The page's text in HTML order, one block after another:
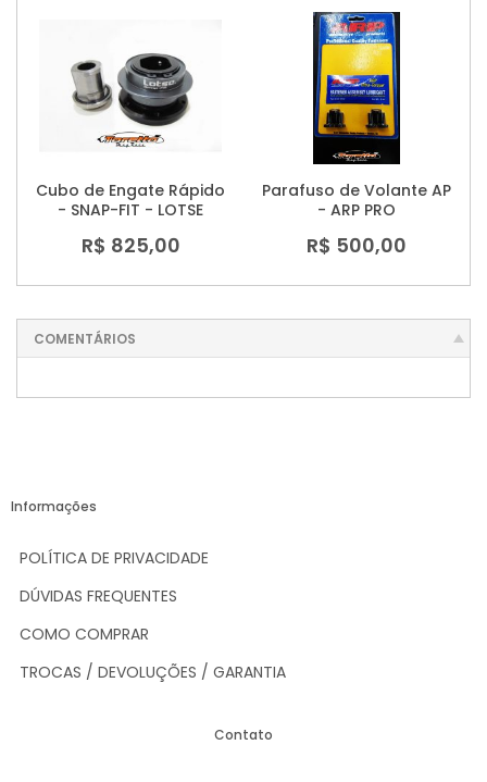
Cubo de Engate Rápido
- SNAP-FIT - LOTSE
R$ 825,00
Parafuso de Volante AP
- ARP PRO
R$ 500,00
COMENTÁRIOS
Informações
POLÍTICA DE PRIVACIDADE
DÚVIDAS FREQUENTES
COMO COMPRAR
TROCAS / DEVOLUÇÕES / GARANTIA
Contato